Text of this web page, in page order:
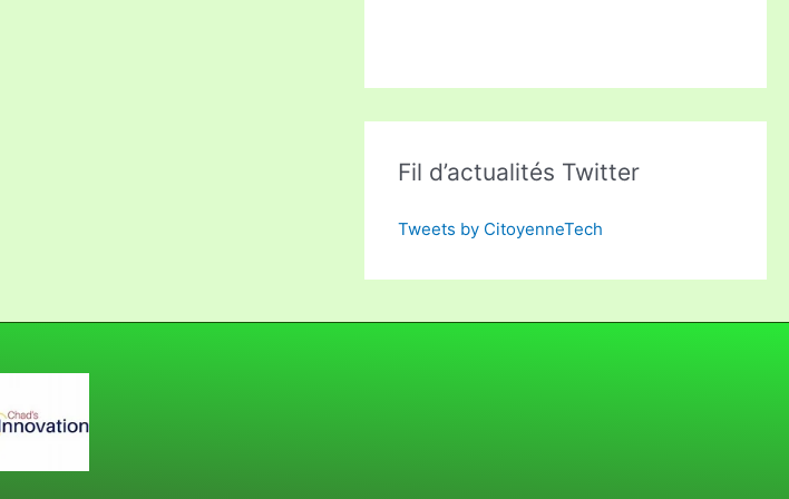
Fil d’actualités Twitter
Tweets by CitoyenneTech